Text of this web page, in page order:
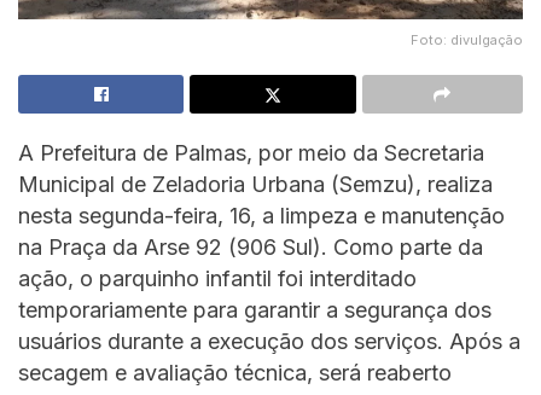
Foto: divulgação
A Prefeitura de Palmas, por meio da Secretaria
Municipal de Zeladoria Urbana (Semzu), realiza
nesta segunda-feira, 16, a limpeza e manutenção
na Praça da Arse 92 (906 Sul). Como parte da
ação, o parquinho infantil foi interditado
temporariamente para garantir a segurança dos
usuários durante a execução dos serviços. Após a
secagem e avaliação técnica, será reaberto